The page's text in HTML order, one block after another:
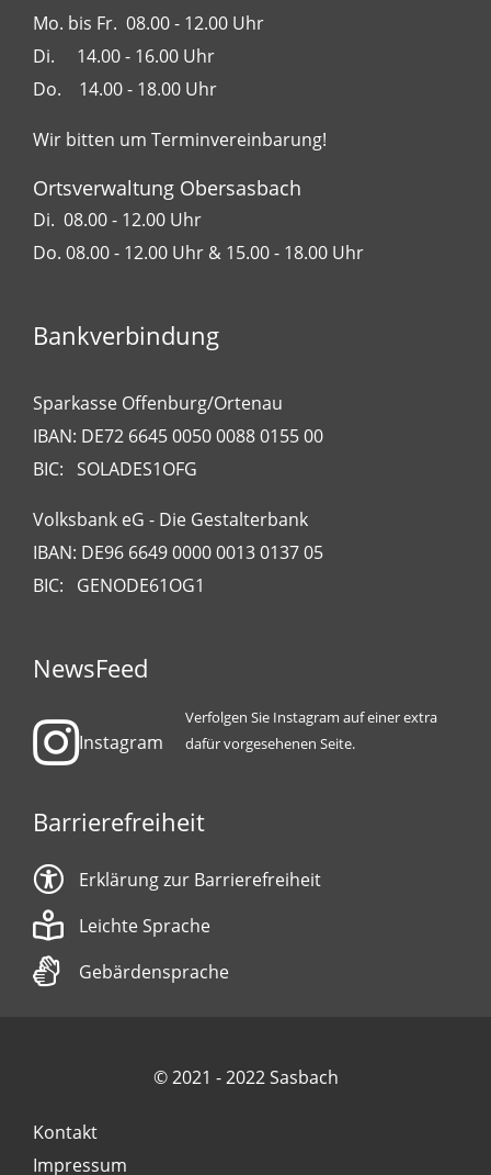
Mo. bis Fr. 08.00 - 12.00 Uhr
Di. 14.00 - 16.00 Uhr
Do. 14.00 - 18.00 Uhr
Wir bitten um Terminvereinbarung!
Ortsverwaltung Obersasbach
Di. 08.00 - 12.00 Uhr
Do. 08.00 - 12.00 Uhr & 15.00 - 18.00 Uhr
Bankverbindung
Sparkasse Offenburg/Ortenau
IBAN: DE72 6645 0050 0088 0155 00
BIC: SOLADES1OFG
Volksbank eG - Die Gestalterbank
IBAN: DE96 6649 0000 0013 0137 05
BIC: GENODE61OG1
NewsFeed
Instagram
Verfolgen Sie Instagram auf einer extra
dafür vorgesehenen Seite.
Barrierefreiheit
Erklärung zur Barrierefreiheit
Leichte Sprache
Gebärdensprache
© 2021 - 2022 Sasbach
Kontakt
Impressum